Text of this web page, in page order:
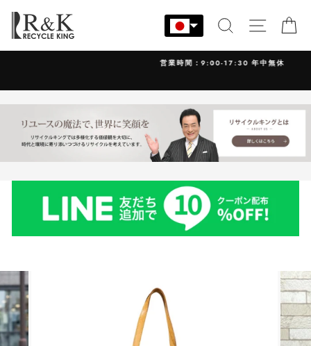
ン
す
検索 サイト
営業時間：9:00-17:30 年中無休